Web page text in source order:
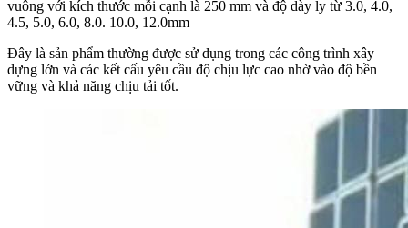
vuông với kích thước mỗi cạnh là 250 mm và độ dày ly từ 3.0, 4.0,
4.5, 5.0, 6.0, 8.0. 10.0, 12.0mm
Đây là sản phẩm thường được sử dụng trong các công trình xây
dựng lớn và các kết cấu yêu cầu độ chịu lực cao nhờ vào độ bền
vững và khả năng chịu tải tốt.